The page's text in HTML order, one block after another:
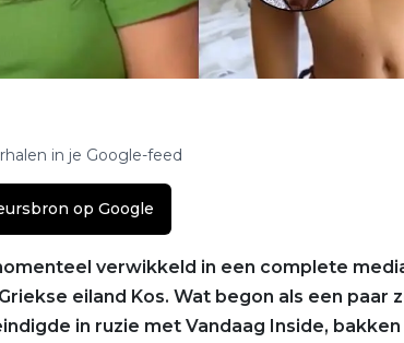
in je Google-feed
op Google
verwikkeld in een complete
eiland Kos. Wat begon als een paar
in ruzie met Vandaag Inside,